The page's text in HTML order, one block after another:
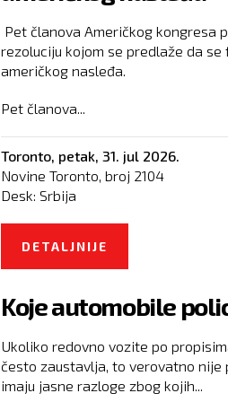
Pet članova Američkog kongresa
rezoluciju kojom se predlaže da
američkog nasleđa.
Pet članova...
Toronto, petak, 31. jul 2026.
Novine Toronto, broj 2104
Desk: Srbija
DETALJNIJE
Koje automobile
Ukoliko redovno vozite po
često zaustavlja, to verovatno nije
imaju jasne razloge zbog kojih...